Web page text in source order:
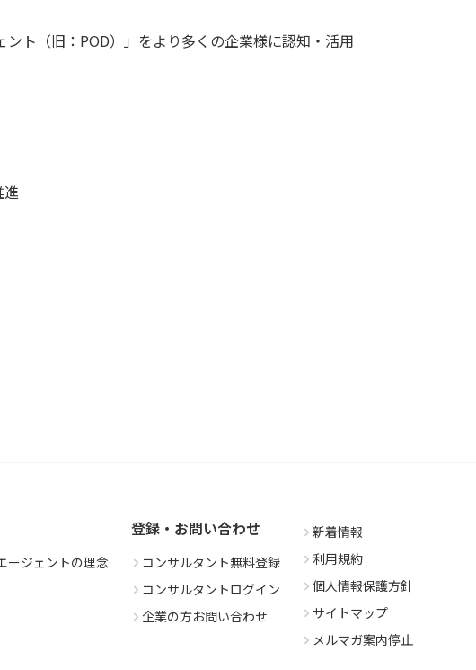
ト（旧：POD）」をより多くの企業様に認知・活用
ージェントの理念
登録・お問い合わせ
コンサルタント無料登録
コンサルタントログイン
企業の方お問い合わせ
新着情報
利用規約
個人情報保護方針
サイトマップ
メルマガ案内停止